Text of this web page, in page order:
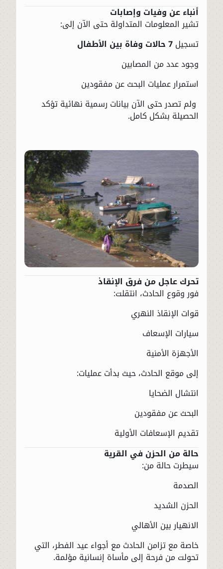
أنباء عن وفيات وإصابات
تشير المعلومات المتداولة حتى الآن إلى:
تسجيل7 حالات وفاة بين الأطفال
وجود عدد من المصابين
استمرار عمليات البحث عن مفقودين
ولم تصدر حتى الآن بيانات رسمية نهائية تؤكد
الحصيلة بشكل كامل.
تحرك عاجل من فرق الإنقاذ
فور وقوع الحادث، انتقلت:
قوات الإنقاذ النهري
سيارات الإسعاف
الأجهزة الأمنية
إلى موقع الحادث، حيث بدأت عمليات:
انتشال الضحايا
البحث عن مفقودين
تقديم الإسعافات الأولية
حالة من الحزن في القرية
سيطرت حالة من:
الصدمة
الحزن الشديد
الانهيار بين الأهالي
خاصة مع تزامن الحادث مع أجواء عيد الفطر، التي
تحولت من فرحة إلى مأساة إنسانية مؤلمة.